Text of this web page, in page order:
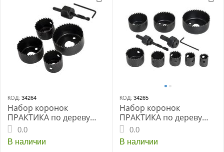
КОД: 34264
Набор коронок
ПРАКТИКА по дереву
4шт.
32.35.44.54мм+адаптер
(773-255)
0.0
В наличии
КОД: 34265
Набор коронок
ПРАКТИКА по дереву
8шт.
19.22.25.29.38.44.51.64м
м+2адаптера кейс(773-
0.0
В наличии